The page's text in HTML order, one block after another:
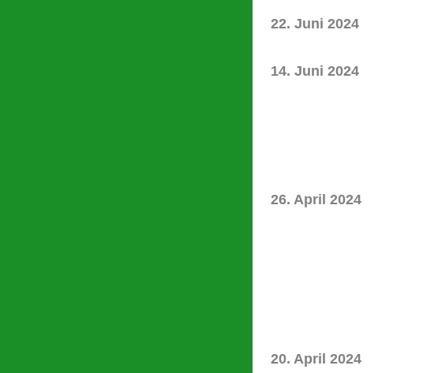
22. Juni 2024
14. Juni 2024
26. April 2024
20. April 2024